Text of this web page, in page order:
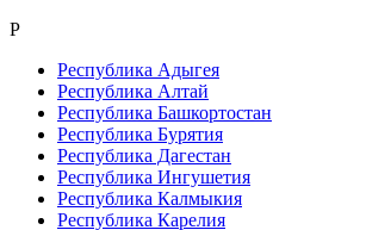
Р
Республика Адыгея
Республика Алтай
Республика Башкортостан
Республика Бурятия
Республика Дагестан
Республика Ингушетия
Республика Калмыкия
Республика Карелия